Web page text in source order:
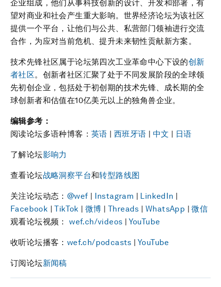
企业组成，他们从事科技创新的设计、开发和部署，有
望对商业和社会产生重大影响。世界经济论坛为该社区
提供一个平台，让他们与公共、私营部门领袖进行交流
合作，为应对当前危机、提升未来韧性贡献新方案。
技术先锋社区属于论坛第四次工业革命中心下设的创新
者社区。创新者社区汇聚了处于不同发展阶段的全球领
先初创企业，包括处于初创期的技术先锋、成长期的全
球创新者和估值在10亿美元以上的独角兽企业。
编辑参考：
阅读论坛多语种博客： 英语 |西班牙语 中文 日语
了解论坛影响力
查看论坛战略洞察平台和转型路线图
关注论坛动态： @wef Instagram LinkedIn
Facebook |TikTok |微博 |Threads |WhatsApp |微信
观看论坛视频：wef.ch/videos YouTube
收听论坛播客： wef.ch/podcasts |YouTube
订阅论坛新闻稿